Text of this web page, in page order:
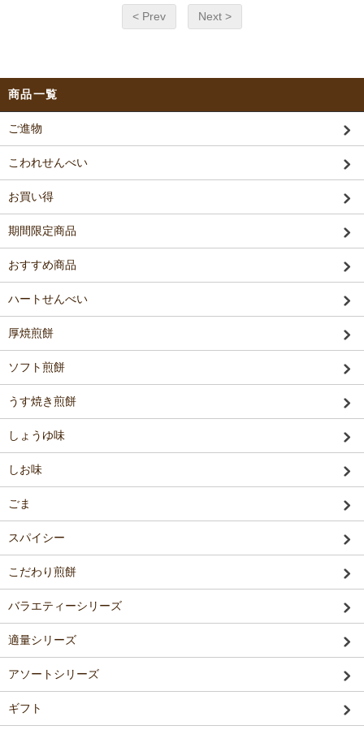
< Prev Next >
商品一覧
ご進物
こわれせんべい
お買い得
期間限定商品
おすすめ商品
ハートせんべい
厚焼煎餅
ソフト煎餅
うす焼き煎餅
しょうゆ味
しお味
ごま
スパイシー
こだわり煎餅
バラエティーシリーズ
適量シリーズ
アソートシリーズ
ギフト